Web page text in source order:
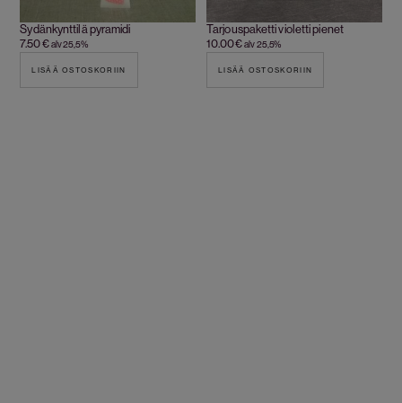
Sydänkynttilä pyramidi
7.50€alv 25,5%
LISÄÄ OSTOSKORIIN
Tarjouspaketti violetti pienet
10.00€alv 25,5%
LISÄÄ OSTOSKORIIN